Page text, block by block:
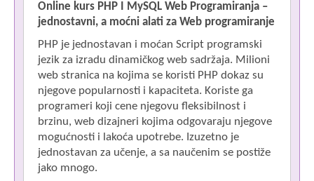
Online kurs PHP I MySQL Web Programiranja –
jednostavni, a moćni alati za Web programiranje
PHP je jednostavan i moćan Script programski
jezik za izradu dinamičkog web sadržaja. Milioni
web stranica na kojima se koristi PHP dokaz su
njegove popularnosti i kapaciteta. Koriste ga
programeri koji cene njegovu fleksibilnost i
brzinu, web dizajneri kojima odgovaraju njegove
mogućnosti i lakoća upotrebe. Izuzetno je
jednostavan za učenje, a sa naučenim se postiže
jako mnogo.